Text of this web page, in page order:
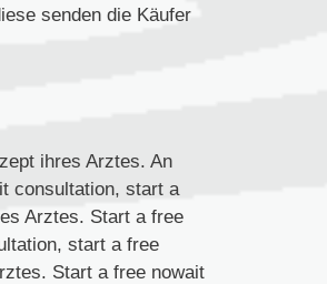
senden die Käufer
ihres Arztes. An
consultation, start a
Arztes. Start a free
start a free
Start a free nowait